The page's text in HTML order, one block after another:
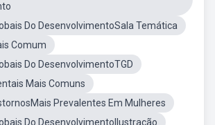
Do DesenvolvimentoSala Temática
Comum
Do DesenvolvimentoTGD
Mais Comuns
Prevalentes Em Mulheres
Do DesenvolvimentoIlustração